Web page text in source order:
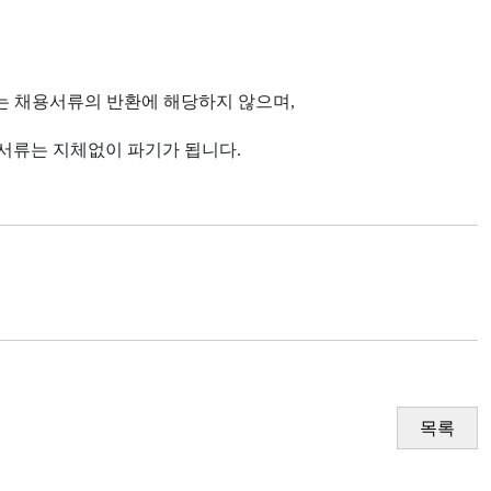
채용서류의 반환에 해당하지 않으며 ,
류는 지체없이 파기가 됩니다.
목록